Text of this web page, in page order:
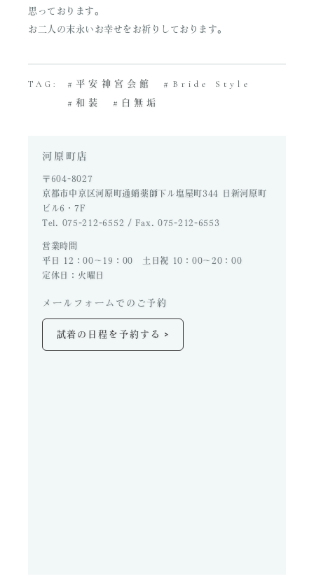
思っております。
お二人の末永いお幸せをお祈りしております。
TAG: 平安神宮会館
Bride Style
和装
白無垢
河原町店
〒604-8027
京都市中京区河原町通蛸薬師下ル塩屋町344 日新河原町
ビル6・7F
Tel. 075-212-6552 / Fax. 075-212-6553
営業時間
平日 12：00～19：00 土日祝 10：00～20：00
定休日：火曜日
メールフォームでのご予約
試着の日程を予約する >